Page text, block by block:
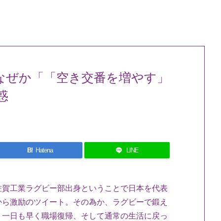
か「「空き交番を増やす」
B! Hatena LINE
工業ラグビー部出身ということで日本を代表
激励のツイート。その為か、ラグビーで鍛え
日も早く職場復帰、そして通常の生活に戻っ